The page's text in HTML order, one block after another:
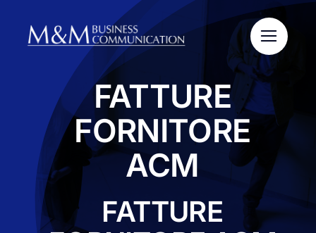
contenuto
FATTURE
FORNITORE
ACM
FATTURE